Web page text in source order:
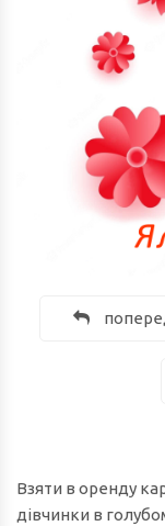
Взяти в оренду
дівчинки в